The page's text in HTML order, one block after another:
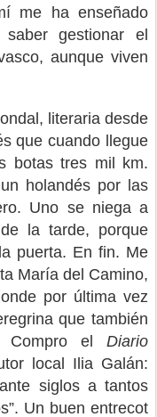
me ha enseñado
gestionar el
aunque viven
literaria desde
que cuando llegue
botas tres mil km.
holandés por las
Uno se niega a
la tarde, porque
puerta. En fin. Me
María del Camino,
por última vez
que también
Compro el Diario
local Ilia Galán:
siglos a tantos
Un buen entrecot